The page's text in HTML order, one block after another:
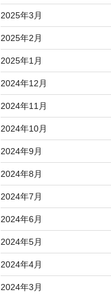
2025年3月
2025年2月
2025年1月
2024年12月
2024年11月
2024年10月
2024年9月
2024年8月
2024年7月
2024年6月
2024年5月
2024年4月
2024年3月